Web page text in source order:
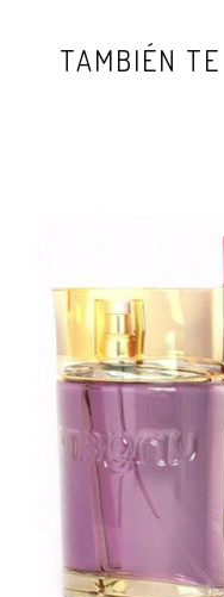
TAMBIÉN